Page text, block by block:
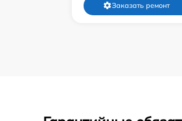
Заказать ремонт